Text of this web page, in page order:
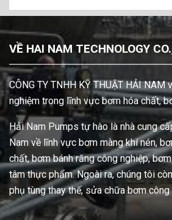
VỀ HAI NAM TECHNOLOGY
CÔNG TY TNHH KỸ THUẬT HẢI NAM
nghiệm trong lĩnh vực bơm hóa chất,
Hải Nam Pumps tự hào là nhà cung
Nam về lĩnh vực bơm màng khí nén,
chất, bơm bánh răng công nghiệp,
tâm thực phẩm. Ngoài ra, chúng tôi
phụ tùng thay thế, sửa chữa bơm công